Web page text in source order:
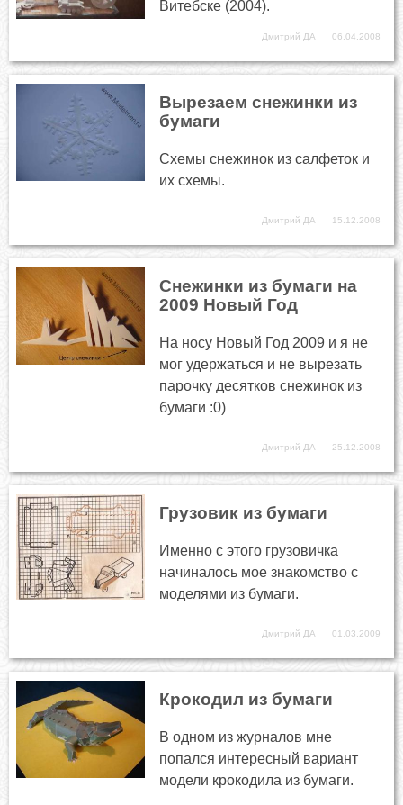
Витебске (2004).
Дмитрий ДА 06.04.2008
Вырезаем снежинки из
бумаги
Схемы снежинок из салфеток и
их схемы.
Дмитрий ДА 15.12.2008
Снежинки из бумаги на
2009 Новый Год
На носу Новый Год 2009 и я не
мог удержаться и не вырезать
парочку десятков снежинок из
бумаги :0)
Дмитрий ДА 25.12.2008
Грузовик из бумаги
Именно с этого грузовичка
начиналось мое знакомство с
моделями из бумаги.
Дмитрий ДА 01.03.2009
Крокодил из бумаги
В одном из журналов мне
попался интересный вариант
модели крокодила из бумаги.